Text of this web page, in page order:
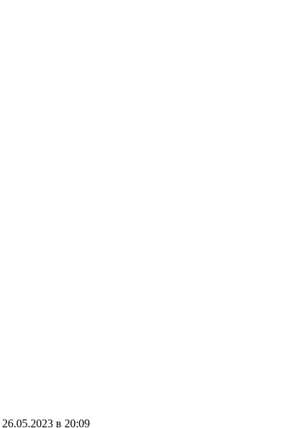
26.05.2023 в 20:09